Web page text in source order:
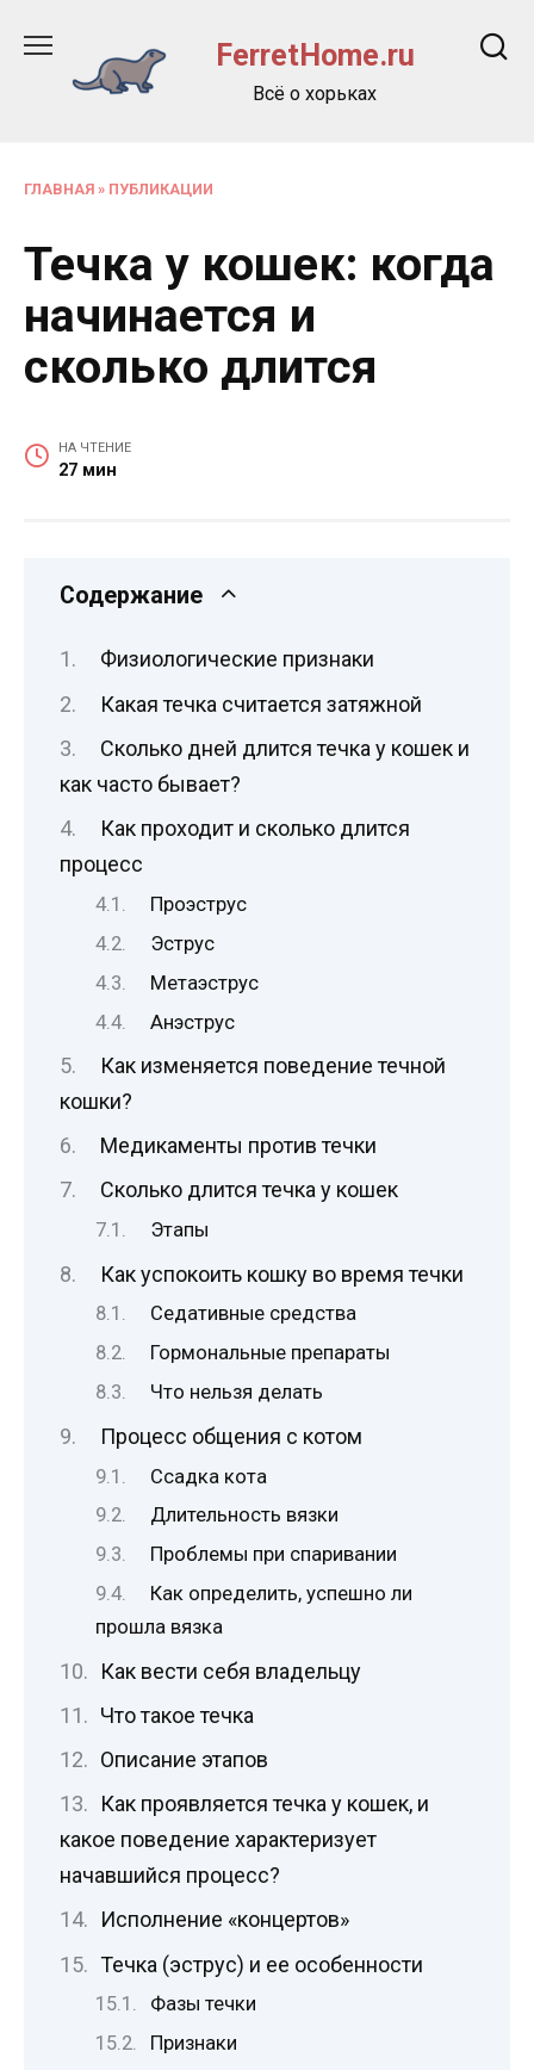
содержанию
FerretHome.ru
Всё о хорьках
ГЛАВНАЯ » ПУБЛИКАЦИИ
Течка у кошек: когда
начинается и
сколько длится
НА ЧТЕНИЕ
27 мин
Содержание
Физиологические признаки
Какая течка считается затяжной
Сколько дней длится течка у кошек и
как часто бывает?
Как проходит и сколько длится
процесс
Проэструс
Эструс
Метаэструс
Анэструс
Как изменяется поведение течной
кошки?
Медикаменты против течки
Сколько длится течка у кошек
Этапы
Как успокоить кошку во время течки
Седативные средства
Гормональные препараты
Что нельзя делать
Процесс общения с котом
Ссадка кота
Длительность вязки
Проблемы при спаривании
Как определить, успешно ли
прошла вязка
Как вести себя владельцу
Что такое течка
Описание этапов
Как проявляется течка у кошек, и
какое поведение характеризует
начавшийся процесс?
Исполнение «концертов»
Течка (эструс) и ее особенности
Фазы течки
Признаки